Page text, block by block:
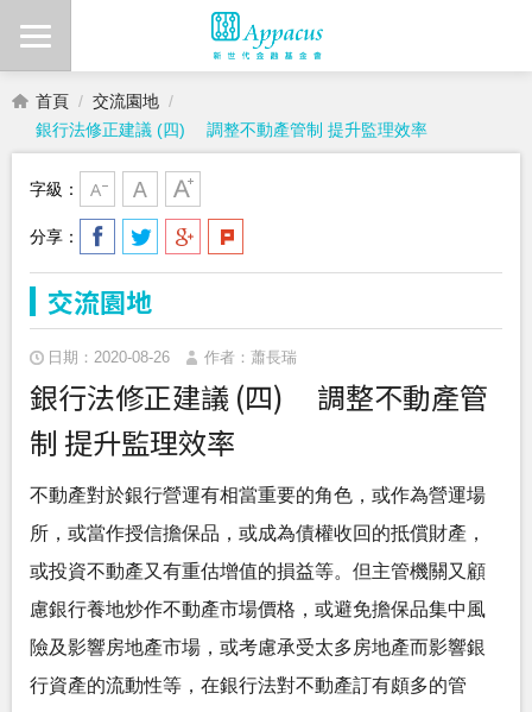
首頁
交流園地
銀行法修正建議 (四) 調整不動產管制 提升監理效率
字級：
分享：
交流園地
日期：2020-08-26 作者：蕭長瑞
銀行法修正建議 (四) 調整不動產管
制 提升監理效率
不動產對於銀行營運有相當重要的角色，或作為營運場
所，或當作授信擔保品，或成為債權收回的抵償財產，
或投資不動產又有重估增值的損益等。但主管機關又顧
慮銀行養地炒作不動產市場價格，或避免擔保品集中風
險及影響房地產市場，或考慮承受太多房地產而影響銀
行資產的流動性等，在銀行法對不動產訂有頗多的管